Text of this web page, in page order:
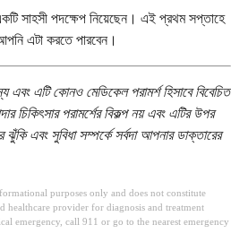
সাহসী পদক্ষেপ নিয়েছেন। এই প্রথম সপ্তাহে
এটা করতে পারবেন।
এটি কোনও মেডিকেল পরামর্শ হিসাবে বিবেচিত
চিকিৎসার পরামর্শের বিকল্প নয় এবং এটির উপর
এবং সুবিধা সম্পর্কে সর্বদা আপনার ডাক্তারের
purposes only and does not constitute
healthcare provider for diagnosis and treatment
emergency, call 911 or go to the nearest emergency